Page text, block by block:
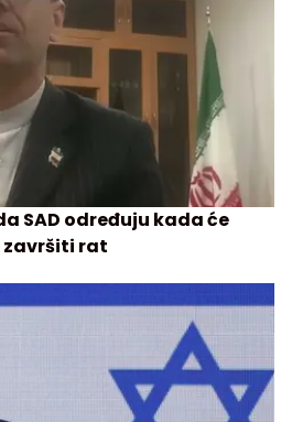
SAD određuju kada će
završiti rat